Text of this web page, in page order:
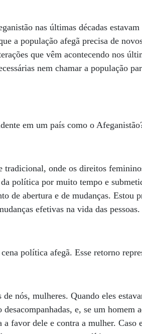
nas últimas décadas
a população afegã precisa de
que vêm acontecendo nos
nem chamar a população
em um país como o
tradicional, onde os direitos
política por muito tempo e
de abertura e de mudanças. Estou
efetivas na vida das
política afegã. Esse retorno
nós, mulheres. Quando eles
e, se um homem
a favor dele e contra a mulher. Caso